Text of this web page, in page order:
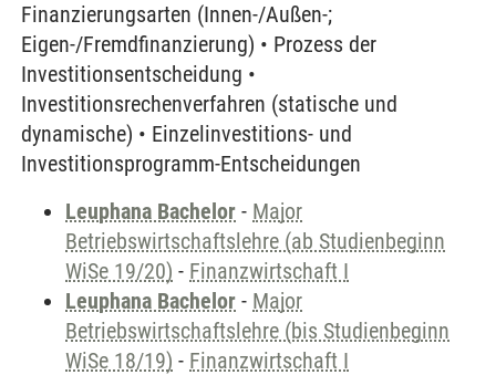
Finanzierungsarten (Innen-/Außen-;
Eigen-/Fremdfinanzierung) • Prozess der
Investitionsentscheidung •
Investitionsrechenverfahren (statische und
dynamische) • Einzelinvestitions- und
Investitionsprogramm-Entscheidungen
Leuphana Bachelor - Major
Betriebswirtschaftslehre (ab Studienbeginn
WiSe 19/20) - Finanzwirtschaft I
Leuphana Bachelor - Major
Betriebswirtschaftslehre (bis Studienbeginn
WiSe 18/19) - Finanzwirtschaft I